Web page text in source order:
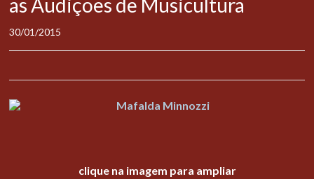
as Audições de Musicultura
30/01/2015
clique na imagem para ampliar